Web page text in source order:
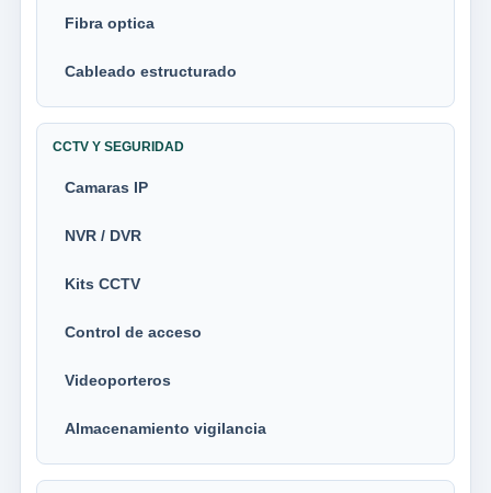
Fibra optica
Cableado estructurado
CCTV Y SEGURIDAD
Camaras IP
NVR / DVR
Kits CCTV
Control de acceso
Videoporteros
Almacenamiento vigilancia